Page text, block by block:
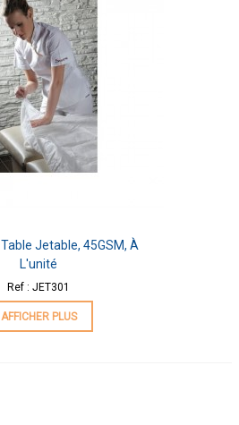
Jetable, 45GSM, À
L'unité
Ref : JET301
AFFICHER PLUS